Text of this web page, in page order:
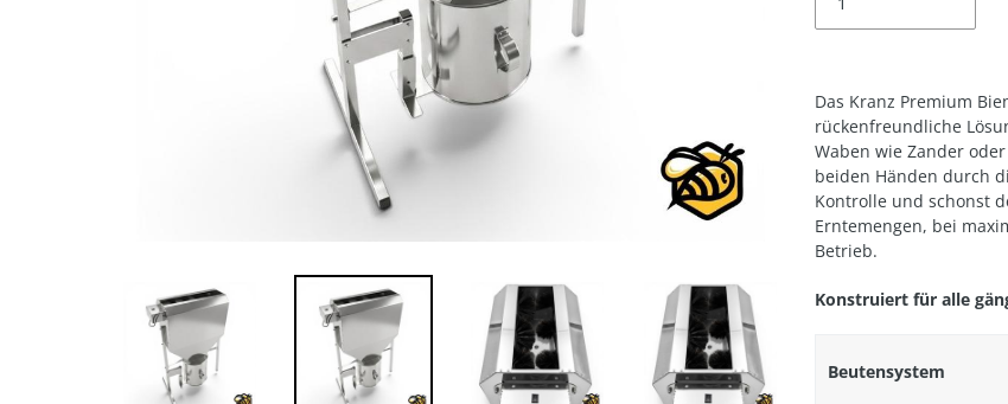
Das Kranz Premium
rückenfreundliche
Waben wie Zander
beiden Händen durch
Kontrolle und schonst
Erntemengen, bei
Betrieb.
Konstruiert für alle
Beutensystem